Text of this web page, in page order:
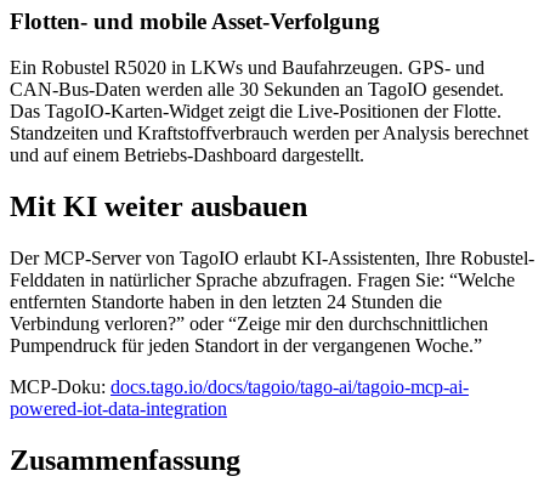
Flotten- und mobile Asset-Verfolgung
Ein Robustel R5020 in LKWs und Baufahrzeugen. GPS- und
CAN-Bus-Daten werden alle 30 Sekunden an TagoIO gesendet.
Das TagoIO-Karten-Widget zeigt die Live-Positionen der Flotte.
Standzeiten und Kraftstoffverbrauch werden per Analysis berechnet
und auf einem Betriebs-Dashboard dargestellt.
Mit KI weiter ausbauen
Der MCP-Server von TagoIO erlaubt KI-Assistenten, Ihre Robustel-
Felddaten in natürlicher Sprache abzufragen. Fragen Sie: “Welche
entfernten Standorte haben in den letzten 24 Stunden die
Verbindung verloren?” oder “Zeige mir den durchschnittlichen
Pumpendruck für jeden Standort in der vergangenen Woche.”
MCP-Doku: docs.tago.io/docs/tagoio/tago-ai/tagoio-mcp-ai-
powered-iot-data-integration
Zusammenfassung